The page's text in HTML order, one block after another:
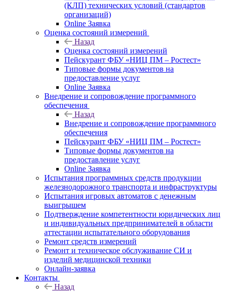
(КЛП) технических условий (стандартов
организаций)
Online Заявка
Оценка состояний измерений
Назад
Оценка состояний измерений
Пейскурант ФБУ «НИЦ ПМ – Ростест»
Типовые формы документов на
предоставление услуг
Online Заявка
Внедрение и сопровождение программного
обеспечения
Назад
Внедрение и сопровождение программного
обеспечения
Пейскурант ФБУ «НИЦ ПМ – Ростест»
Типовые формы документов на
предоставление услуг
Online Заявка
Испытания программных средств продукции
железнодорожного транспорта и инфраструктуры
Испытания игровых автоматов с денежным
выигрышем
Подтверждение компетентности юридических лиц
и индивидуальных предпринимателей в области
аттестации испытательного оборудования
Ремонт средств измерений
Ремонт и техническое обслуживание СИ и
изделий медицинской техники
Онлайн-заявка
Контакты
Назад